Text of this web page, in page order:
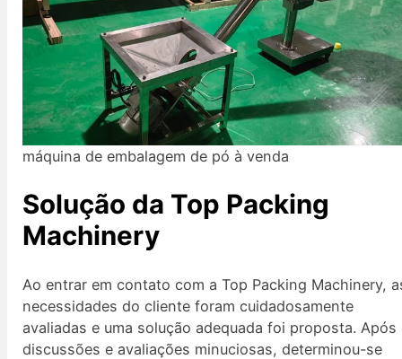
máquina de embalagem de pó à venda
Solução da Top Packing
Machinery
Ao entrar em contato com a Top Packing Machinery,
necessidades do cliente foram cuidadosamente
avaliadas e uma solução adequada foi proposta. Após
discussões e avaliações minuciosas, determinou-se